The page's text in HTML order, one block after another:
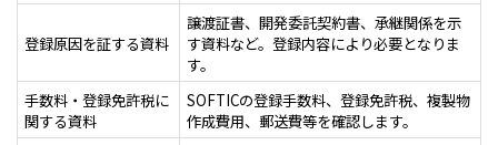
登録原因を証する資料
譲渡証書、開発委託契約書、承継関係を示
す資料など。登録内容により必要となりま
す。
手数料・登録免許税に
関する資料
SOFTICの登録手数料、登録免許税、複製物
作成費用、郵送費等を確認します。